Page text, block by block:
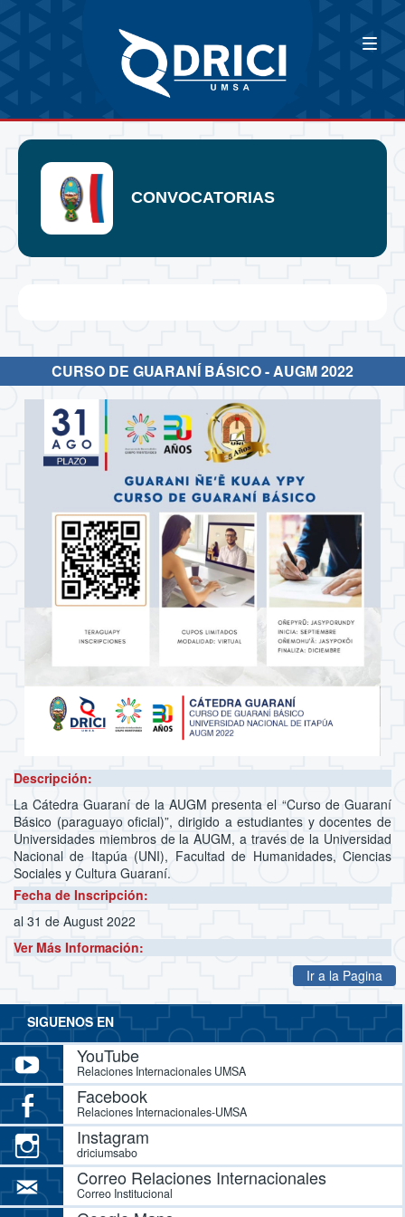
CONVOCATORIAS
CURSO DE GUARANÍ BÁSICO - AUGM 2022
Descripción:
La Cátedra Guaraní de la AUGM presenta el “Curso de Guaraní
Básico (paraguayo oficial)”, dirigido a estudiantes y docentes de
Universidades miembros de la AUGM, a través de la Universidad
Nacional de Itapúa (UNI), Facultad de Humanidades, Ciencias
Sociales y Cultura Guaraní.
Fecha de Inscripción:
al 31 de August 2022
Ver Más Información:
Ir a la Pagina
SIGUENOS EN
YouTube
Relaciones Internacionales UMSA
Facebook
Relaciones Internacionales-UMSA
Instagram
driciumsabo
Correo Relaciones Internacionales
Correo Institucional